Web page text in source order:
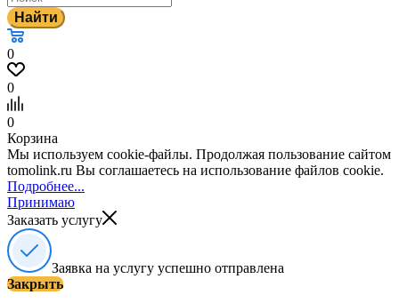
Найти
0
0
0
Корзина
Мы используем cookie-файлы. Продолжая пользование сайтом
tomolink.ru Вы соглашаетесь на использование файлов cookie.
Подробнее...
Принимаю
Заказать услугу
Заявка на услугу успешно отправлена
Закрыть